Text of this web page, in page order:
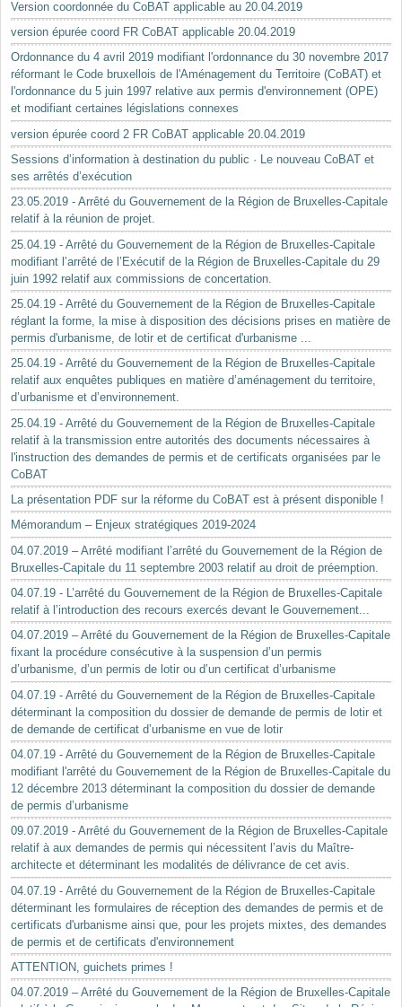
Version coordonnée du CoBAT applicable au 20.04.2019
version épurée coord FR CoBAT applicable 20.04.2019
Ordonnance du 4 avril 2019 modifiant l'ordonnance du 30 novembre 2017
réformant le Code bruxellois de l'Aménagement du Territoire (CoBAT) et
l'ordonnance du 5 juin 1997 relative aux permis d'environnement (OPE)
et modifiant certaines législations connexes
version épurée coord 2 FR CoBAT applicable 20.04.2019
Sessions d’information à destination du public · Le nouveau CoBAT et
ses arrêtés d’exécution
23.05.2019 - Arrêté du Gouvernement de la Région de Bruxelles-Capitale
relatif à la réunion de projet.
25.04.19 - Arrêté du Gouvernement de la Région de Bruxelles-Capitale
modifiant l’arrêté de l’Exécutif de la Région de Bruxelles-Capitale du 29
juin 1992 relatif aux commissions de concertation.
25.04.19 - Arrêté du Gouvernement de la Région de Bruxelles-Capitale
réglant la forme, la mise à disposition des décisions prises en matière de
permis d'urbanisme, de lotir et de certificat d'urbanisme ...
25.04.19 - Arrêté du Gouvernement de la Région de Bruxelles-Capitale
relatif aux enquêtes publiques en matière d’aménagement du territoire,
d’urbanisme et d’environnement.
25.04.19 - Arrêté du Gouvernement de la Région de Bruxelles-Capitale
relatif à la transmission entre autorités des documents nécessaires à
l'instruction des demandes de permis et de certificats organisées par le
CoBAT
La présentation PDF sur la réforme du CoBAT est à présent disponible !
Mémorandum – Enjeux stratégiques 2019-2024
04.07.2019 – Arrêté modifiant l’arrêté du Gouvernement de la Région de
Bruxelles-Capitale du 11 septembre 2003 relatif au droit de préemption.
04.07.19 - L’arrêté du Gouvernement de la Région de Bruxelles-Capitale
relatif à l’introduction des recours exercés devant le Gouvernement...
04.07.2019 – Arrêté du Gouvernement de la Région de Bruxelles-Capitale
fixant la procédure consécutive à la suspension d’un permis
d’urbanisme, d’un permis de lotir ou d’un certificat d’urbanisme
04.07.19 - Arrêté du Gouvernement de la Région de Bruxelles-Capitale
déterminant la composition du dossier de demande de permis de lotir et
de demande de certificat d’urbanisme en vue de lotir
04.07.19 - Arrêté du Gouvernement de la Région de Bruxelles-Capitale
modifiant l'arrêté du Gouvernement de la Région de Bruxelles-Capitale du
12 décembre 2013 déterminant la composition du dossier de demande
de permis d’urbanisme
09.07.2019 - Arrêté du Gouvernement de la Région de Bruxelles-Capitale
relatif à aux demandes de permis qui nécessitent l’avis du Maître-
architecte et déterminant les modalités de délivrance de cet avis.
04.07.19 - Arrêté du Gouvernement de la Région de Bruxelles-Capitale
déterminant les formulaires de réception des demandes de permis et de
certificats d'urbanisme ainsi que, pour les projets mixtes, des demandes
de permis et de certificats d'environnement
ATTENTION, guichets primes !
04.07.2019 – Arrêté du Gouvernement de la Région de Bruxelles-Capitale